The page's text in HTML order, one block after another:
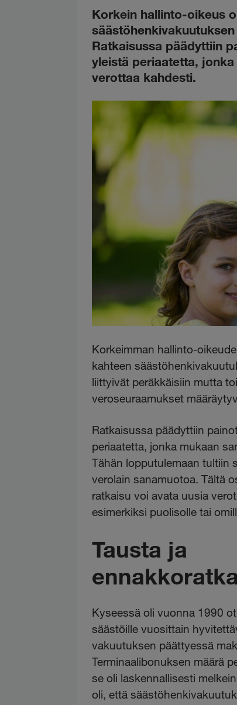
Korkein hallinto-oikeus
Ratkaisussa päädyttiin
yleistä periaatetta,
verottaa kahdesti.
Korkeimman hallinto-
kahteen
liittyivät peräkkäisiin mutta
veroseuraamukset
Ratkaisussa päädyttiin
periaatetta, jonka mukaan
Tähän lopputulemaan tultiin
verolain sanamuotoa. Tältä
ratkaisu voi avata uusia
esimerkiksi puolisolle tai
Tausta ja
Kyseessä oli vuonna 1990
säästöille vuosittain
vakuutuksen päättyessä
Terminaalibonuksen määrä
se oli laskennallisesti
oli, että